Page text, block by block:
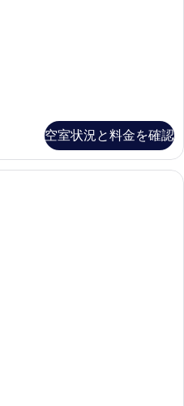
空室状況と料金を確認